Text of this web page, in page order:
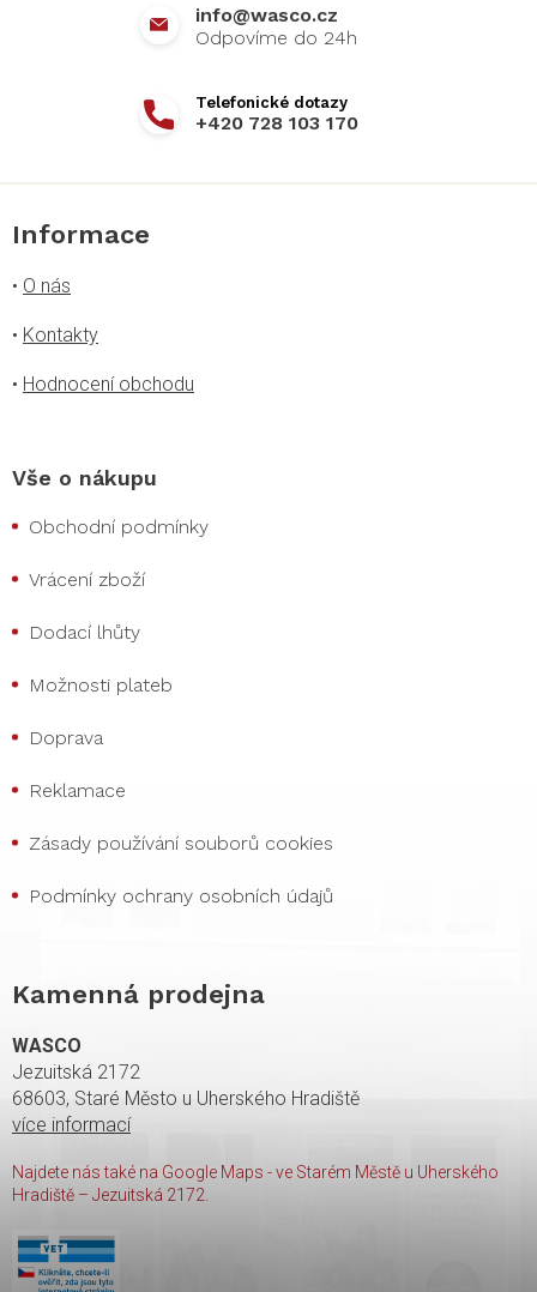
info@wasco.cz
+420 728 103 170
Informace
• O nás
• Kontakty
• Hodnocení obchodu
Vše o nákupu
Obchodní podmínky
Vrácení zboží
Dodací lhůty
Možnosti plateb
Doprava
Reklamace
Zásady používání souborů cookies
Podmínky ochrany osobních údajů
Kamenná prodejna
WASCO
Jezuitská 2172
68603, Staré Město u Uherského Hradiště
více informací
Najdete nás také na Google Maps - ve Starém Městě u Uherského
Hradiště – Jezuitská 2172.